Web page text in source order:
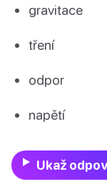
gravitace
tření
odpor
napětí
Ukaž